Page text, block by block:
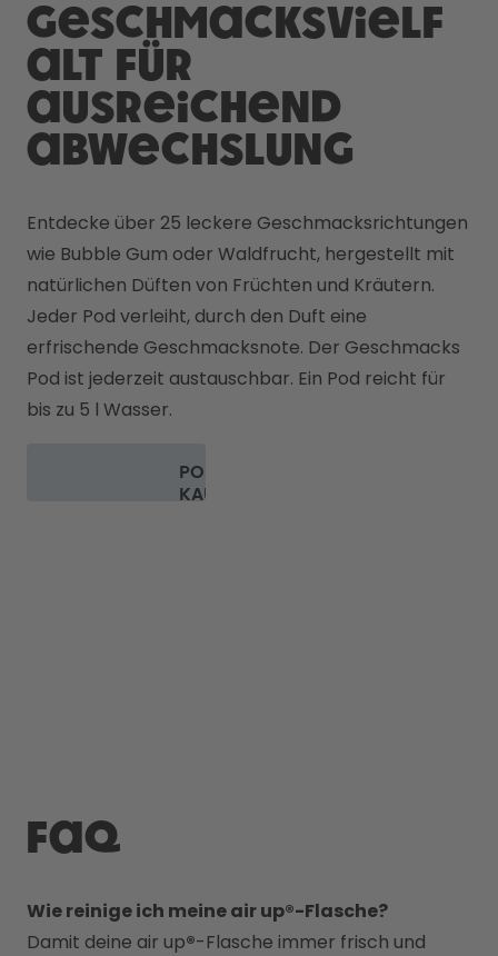
Geschmacksvielf
alt für
ausreichend
Abwechslung
Entdecke über 25 leckere Geschmacksrichtungen
wie Bubble Gum oder Waldfrucht, hergestellt mit
natürlichen Düften von Früchten und Kräutern.
Jeder Pod verleiht, durch den Duft eine
erfrischende Geschmacksnote. Der Geschmacks
Pod ist jederzeit austauschbar. Ein Pod reicht für
bis zu 5 l Wasser.
PODS
KAUFEN
FAQ
Wie reinige ich meine air up®-Flasche?
Damit deine air up®-Flasche immer frisch und